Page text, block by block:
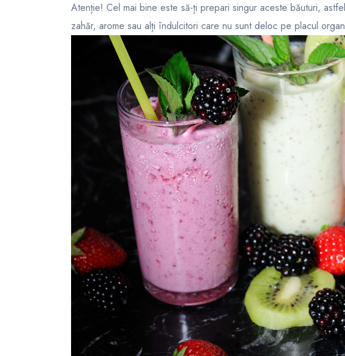
Atenție! Cel mai bine este să-ți prepari singur aceste băuturi,
zahăr, arome sau alți îndulcitori care nu sunt deloc pe placul